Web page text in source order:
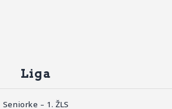
Liga
Seniorke – 1. ŽLS